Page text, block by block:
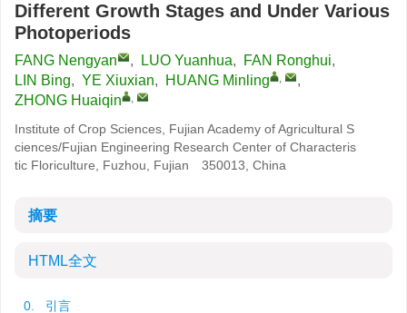
Different Growth Stages and Under Various
Photoperiods
FANG Nengyan , LUO Yuanhua, FAN Ronghui,
LIN Bing, YE Xiuxian, HUANG Minling ,
,
ZHONG Huaiqin
,
Institute of Crop Sciences, Fujian Academy of Agricultural S
ciences/Fujian Engineering Research Center of Characteris
tic Floriculture, Fuzhou, Fujian 350013, China
摘要
HTML全文
0. 引言